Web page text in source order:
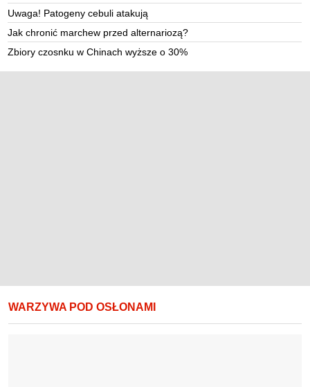
Uwaga! Patogeny cebuli atakują
Jak chronić marchew przed alternariozą?
Zbiory czosnku w Chinach wyższe o 30%
WARZYWA POD OSŁONAMI